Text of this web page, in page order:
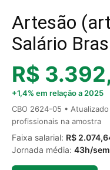
Artesão
Salário
R$
+1,4% em relação a 2025
CBO 2624-05 •
profissionais na amostra
Faixa salarial: R$
Jornada média: 43h/